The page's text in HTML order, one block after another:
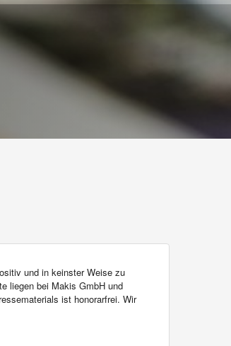
und in keinster Weise zu
liegen bei Makis GmbH und
ist honorarfrei. Wir